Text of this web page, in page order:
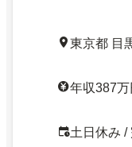
東京都 目
年収387万
土日休み /